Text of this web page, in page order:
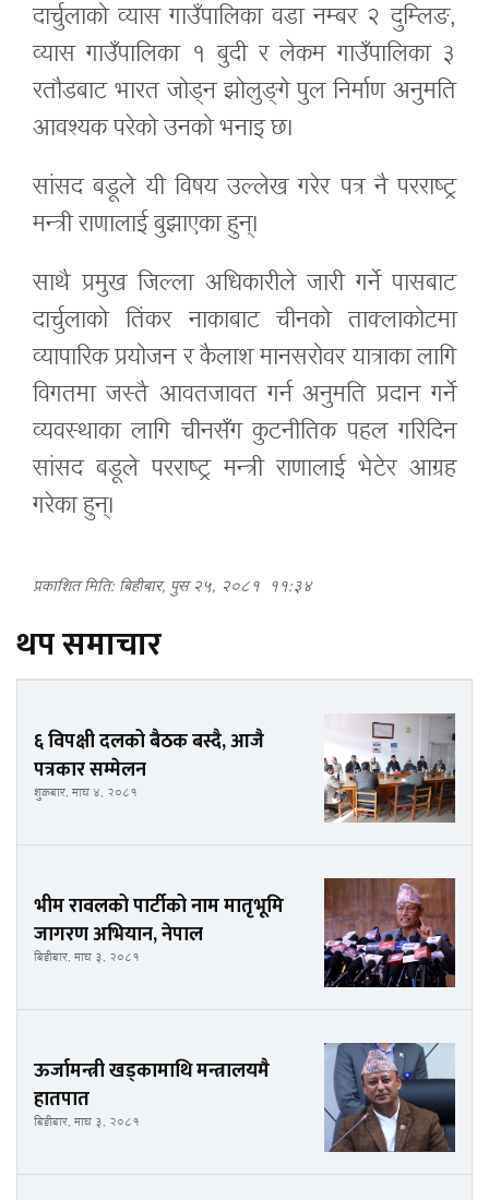
दार्चुलाको व्यास गाउँपालिका वडा नम्बर २ दुम्लिङ,
व्यास गाउँपालिका १ बुदी र लेकम गाउँपालिका ३
रतौडबाट भारत जोड्न झोलुङ्गे पुल निर्माण अनुमति
आवश्यक परेको उनको भनाइ छ।
सांसद बडूले यी विषय उल्लेख गरेर पत्र नै परराष्ट्र
मन्त्री राणालाई बुझाएका हुन्।
साथै प्रमुख जिल्ला अधिकारीले जारी गर्ने पासबाट
दार्चुलाको तिंकर नाकाबाट चीनको ताक्लाकोटमा
व्यापारिक प्रयोजन र कैलाश मानसरोवर यात्राका लागि
विगतमा जस्तै आवतजावत गर्न अनुमति प्रदान गर्ने
व्यवस्थाका लागि चीनसँग कुटनीतिक पहल गरिदिन
सांसद बडूले परराष्ट्र मन्त्री राणालाई भेटेर आग्रह
गरेका हुन्।
प्रकाशित मिति: बिहीबार, पुस २५, २०८१ ११:३४
थप समाचार
६ विपक्षी दलको बैठक बस्दै, आजै
पत्रकार सम्मेलन
शुक्रबार, माघ ४, २०८१
भीम रावलको पार्टीको नाम मातृभूमि
जागरण अभियान, नेपाल
बिहीबार, माघ ३, २०८१
ऊर्जामन्त्री खड्कामाथि मन्त्रालयमै
हातपात
बिहीबार, माघ ३, २०८१